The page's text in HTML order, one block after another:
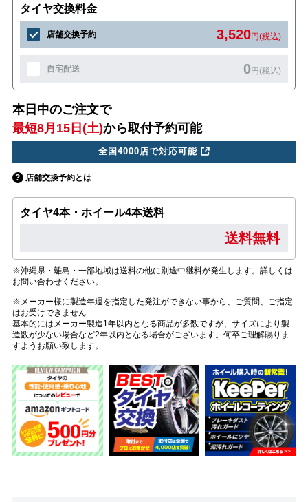
タイヤ交換料金
店舗交換予約 3,520円(税込)
自宅配送 0円(税込)
本日中のご注文で
最短8月15日(土)から取付予約可能
全国4000店で対応可能
店舗交換予約とは
タイヤ4本・ホイール4本送料
送料無料
※沖縄県・離島・一部地域は送料の他に別途中継料が発生します。詳しくは
お問い合わせください。
※メーカー様に製造年週を指定した発注ができない事から、ご質問、ご指定
はお受けできません
基本的にはメーカー製造1年以内となる商品が多数ですが、サイズにより製
造数が少ない場合など2年以内となる場合がございます。何卒ご理解賜りま
すようお願い致します。